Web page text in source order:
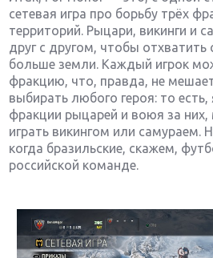
сетевая игра про борьбу трёх
территорий. Рыцари, викинги и
друг с другом, чтобы отхватить
больше земли. Каждый игрок
фракцию, что, правда, не
выбирать любого героя: то
фракции рыцарей и воюя за
играть викингом или самураем.
когда бразильские, скажем,
российской команде.